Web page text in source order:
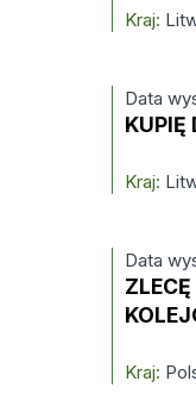
Kraj:
Data
KUPIĘ
Kraj:
Data
Kraj: